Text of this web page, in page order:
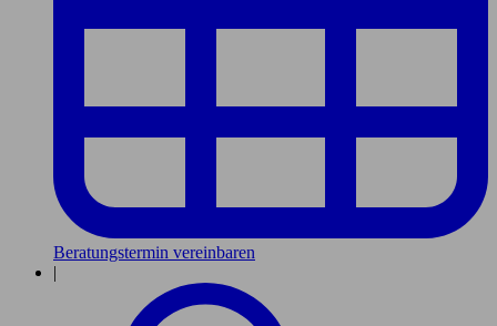
Beratungstermin vereinbaren
|